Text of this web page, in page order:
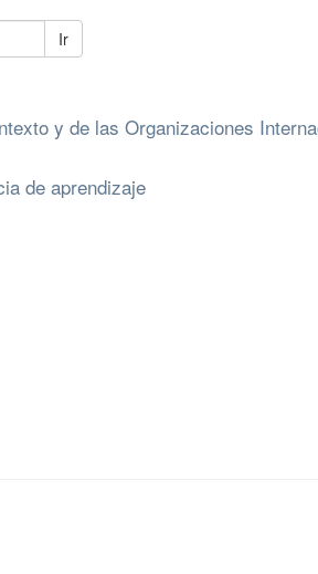
Ir
y de las Organizaciones
de aprendizaje